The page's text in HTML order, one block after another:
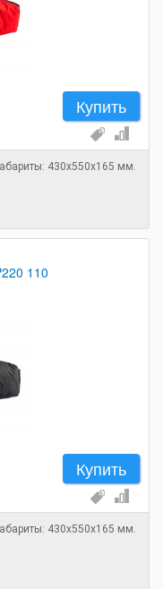
Купить
430х550х165 мм.
110
Купить
430х550х165 мм.